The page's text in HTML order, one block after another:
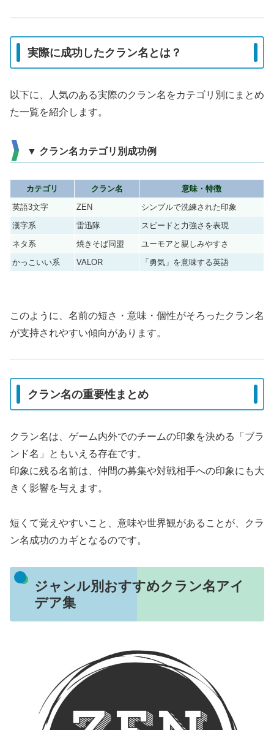
実際に成功したクラン名とは？
以下に、人気のある実際のクラン名をカテゴリ別にまとめ
た一覧を紹介します。
▼ クラン名カテゴリ別成功例
カテゴリ クラン名
意味・特徴
英語3文字
ZEN
シンプルで洗練された印象
漢字系
雷迅隊
スピードと力強さを表現
ネタ系
焼きそば同盟
ユーモアと親しみやすさ
かっこいい系
VALOR 「勇気」を意味する英語
このように、名前の短さ・意味・個性がそろったクラン名
が支持されやすい傾向があります。
クラン名の重要性まとめ
クラン名は、ゲーム内外でのチームの印象を決める「ブラ
ンド名」ともいえる存在です。
印象に残る名前は、仲間の募集や対戦相手への印象にも大
きく影響を与えます。
短くて覚えやすいこと、意味や世界観があることが、クラ
ン名成功のカギとなるのです。
ジャンル別おすすめクラン名アイ
デア集